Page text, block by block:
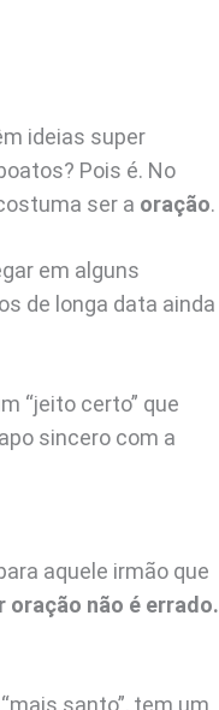
ideias super
Pois é. No
ser a oração.
em alguns
de longa data ainda
“jeito certo” que
sincero com a
aquele irmão que
oração não é errado.
santo”, tem um